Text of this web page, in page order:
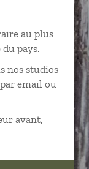
au plus
pays.
nos studios
email ou
avant,